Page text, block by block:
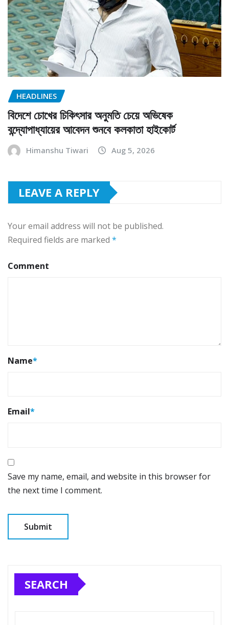
HEADLINES
বিদেশে চোখের চিকিৎসার অনুমতি চেয়ে অভিষেক
বন্দ্যোপাধ্যায়ের আবেদন শুনবে কলকাতা হাইকোর্ট
Himanshu Tiwari Aug 5, 2026
LEAVE A REPLY
Your email address will not be published.
Required fields are marked *
Comment
Name*
Email*
Save my name, email, and website in this browser for
the next time I comment.
SEARCH